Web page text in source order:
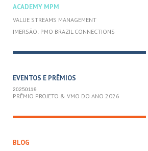
ACADEMY MPM
VALUE STREAMS MANAGEMENT
IMERSÃO: PMO BRAZIL CONNECTIONS
EVENTOS E PRÊMIOS
20250119
PRÊMIO PROJETO & VMO DO ANO 2026
BLOG